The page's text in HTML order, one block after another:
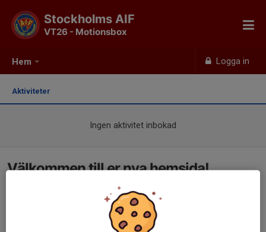
Hem Logga in
Stockholms AIF
VT26 - Motionsbox
Aktiviteter
Ingen aktivitet inbokad
Välkommen till er nya hemsida!